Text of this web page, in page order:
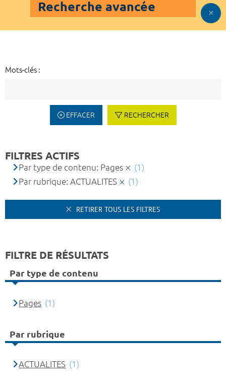
Recherche avancée
Mots-clés :
EFFACER RECHERCHER
FILTRES ACTIFS
Par type de contenu: Pages
(1)
Par rubrique: ACTUALITES
(1)
RETIRER TOUS LES FILTRES
FILTRE DE RÉSULTATS
Par type de contenu
Pages (1)
Par rubrique
ACTUALITES (1)